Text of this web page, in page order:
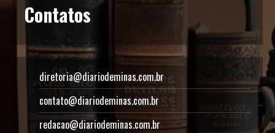
Contatos
diretoria@diariodeminas.com.br
contato@diariodeminas.com.br
redacao@diariodeminas.com.br